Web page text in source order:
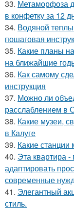
33. Метаморфоза
в конфетку за 12
34. Водяной
пошаговая
35. Какие планы
на ближайшие
36. Как самому
инструкция
37. Можно ли
расслаблением в
38. Какие музеи,
в Калуге
39. Какие
40. Эта квартира
адаптировать
современные
41. Элегантный
стиль.